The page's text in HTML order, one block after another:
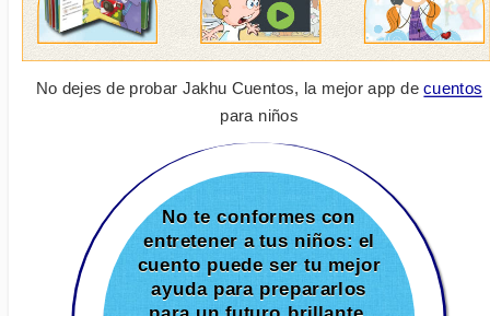
No dejes de probar Jakhu Cuentos, la mejor app decuentos
para niños
No te conformes con
entretener a tus niños: el
cuento puede ser tu mejor
ayuda para prepararlos